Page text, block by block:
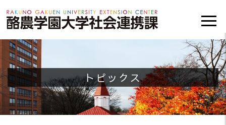
トピックス